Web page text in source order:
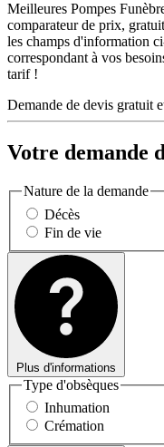
Meilleures Pompes
comparateur de prix,
les champs d'information
correspondant à vos
tarif !
Demande de devis gratuit
Votre demande
Nature de la demande
Décès
Fin de vie
Plus d'informations
Type d'obsèques
Inhumation
Crémation